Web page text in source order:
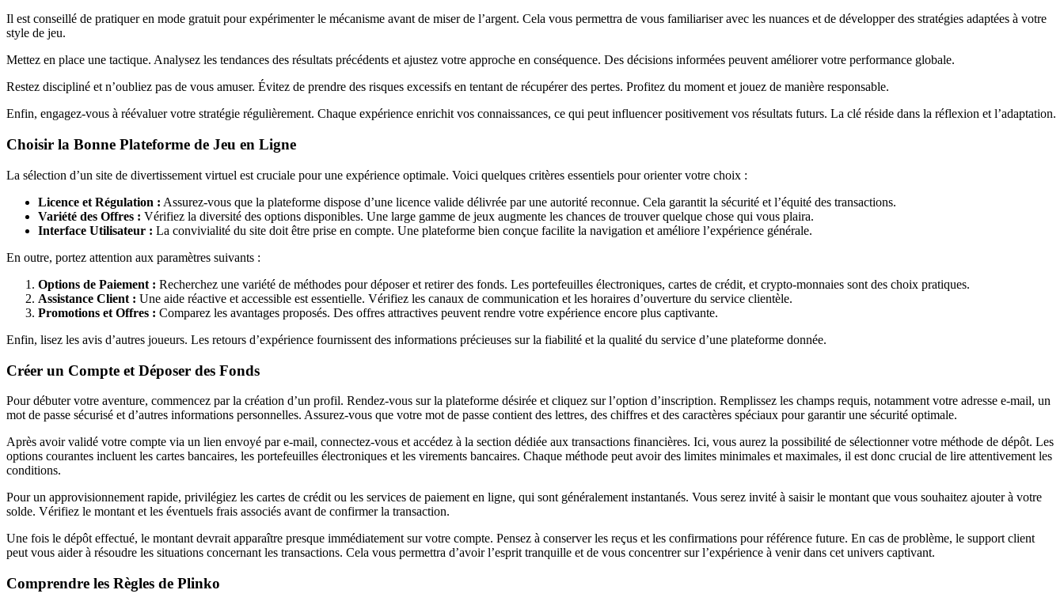
Il est conseillé de pratiquer en mode gratuit pour expérimenter le mécanisme avant de miser de l’argent. Cela vous permettra de vous familiariser avec les nuances et de développer des stratégies adaptées à votre
style de jeu.
Mettez en place une tactique. Analysez les tendances des résultats précédents et ajustez votre approche en conséquence. Des décisions informées peuvent améliorer votre performance globale.
Restez discipliné et n’oubliez pas de vous amuser. Évitez de prendre des risques excessifs en tentant de récupérer des pertes. Profitez du moment et jouez de manière responsable.
Enfin, engagez-vous à réévaluer votre stratégie régulièrement. Chaque expérience enrichit vos connaissances, ce qui peut influencer positivement vos résultats futurs. La clé réside dans la réflexion et l’adaptation.
Choisir la Bonne Plateforme de Jeu en Ligne
La sélection d’un site de divertissement virtuel est cruciale pour une expérience optimale. Voici quelques critères essentiels pour orienter votre choix :
Licence et Régulation : Assurez-vous que la plateforme dispose d’une licence valide délivrée par une autorité reconnue. Cela garantit la sécurité et l’équité des transactions.
Variété des Offres : Vérifiez la diversité des options disponibles. Une large gamme de jeux augmente les chances de trouver quelque chose qui vous plaira.
Interface Utilisateur : La convivialité du site doit être prise en compte. Une plateforme bien conçue facilite la navigation et améliore l’expérience générale.
En outre, portez attention aux paramètres suivants :
Options de Paiement : Recherchez une variété de méthodes pour déposer et retirer des fonds. Les portefeuilles électroniques, cartes de crédit, et crypto-monnaies sont des choix pratiques.
Assistance Client : Une aide réactive et accessible est essentielle. Vérifiez les canaux de communication et les horaires d’ouverture du service clientèle.
Promotions et Offres : Comparez les avantages proposés. Des offres attractives peuvent rendre votre expérience encore plus captivante.
Enfin, lisez les avis d’autres joueurs. Les retours d’expérience fournissent des informations précieuses sur la fiabilité et la qualité du service d’une plateforme donnée.
Créer un Compte et Déposer des Fonds
Pour débuter votre aventure, commencez par la création d’un profil. Rendez-vous sur la plateforme désirée et cliquez sur l’option d’inscription. Remplissez les champs requis, notamment votre adresse e-mail, un
mot de passe sécurisé et d’autres informations personnelles. Assurez-vous que votre mot de passe contient des lettres, des chiffres et des caractères spéciaux pour garantir une sécurité optimale.
Après avoir validé votre compte via un lien envoyé par e-mail, connectez-vous et accédez à la section dédiée aux transactions financières. Ici, vous aurez la possibilité de sélectionner votre méthode de dépôt. Les
options courantes incluent les cartes bancaires, les portefeuilles électroniques et les virements bancaires. Chaque méthode peut avoir des limites minimales et maximales, il est donc crucial de lire attentivement les
conditions.
Pour un approvisionnement rapide, privilégiez les cartes de crédit ou les services de paiement en ligne, qui sont généralement instantanés. Vous serez invité à saisir le montant que vous souhaitez ajouter à votre
solde. Vérifiez le montant et les éventuels frais associés avant de confirmer la transaction.
Une fois le dépôt effectué, le montant devrait apparaître presque immédiatement sur votre compte. Pensez à conserver les reçus et les confirmations pour référence future. En cas de problème, le support client
peut vous aider à résoudre les situations concernant les transactions. Cela vous permettra d’avoir l’esprit tranquille et de vous concentrer sur l’expérience à venir dans cet univers captivant.
Comprendre les Règles de Plinko